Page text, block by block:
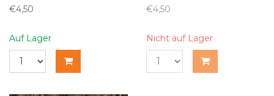
€4,50
Auf Lager
€4,50
Nicht auf Lager